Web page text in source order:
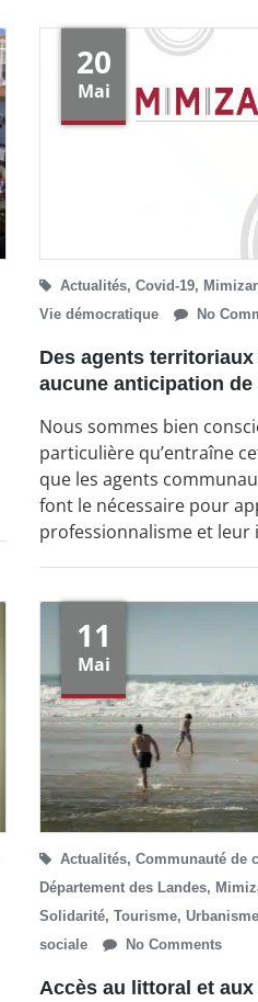
20
Mai
Actualités, Covid-19,
Vie démocratique
No
Des agents
aucune anticipation de
Nous sommes bien
particulière qu’entraîne
que les agents
font le nécessaire pour
professionnalisme et
11
Mai
Actualités, Communauté de
Département des Landes,
Solidarité, Tourisme,
sociale
No Comments
Accès au littoral et